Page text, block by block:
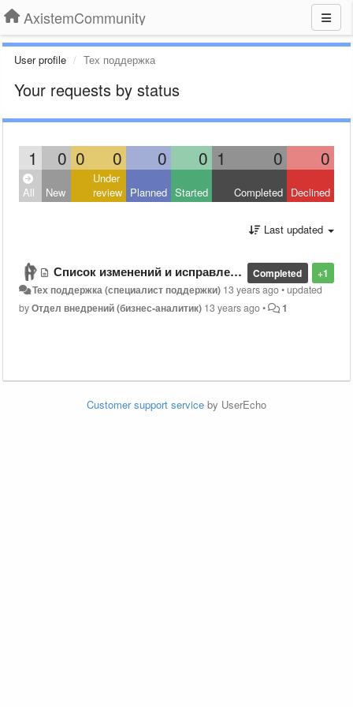
AxistemCommunity
User profile Тех поддержка
Your requests by status
1 0 0 0 0 0 1 0 0
All New
Under
review Planned Started Completed Declined
Last updated
+1
Completed
Список изменений и исправлений в релизе 1.5 конфигураций «КЛИК-CRM: Продажи» и «КЛИК-Управление: Базовая»
Тех поддержка (специалист поддержки) 13 years ago•updated
byОтдел внедрений (бизнес-аналитик) 13 years ago• 1
Customer support service by UserEcho